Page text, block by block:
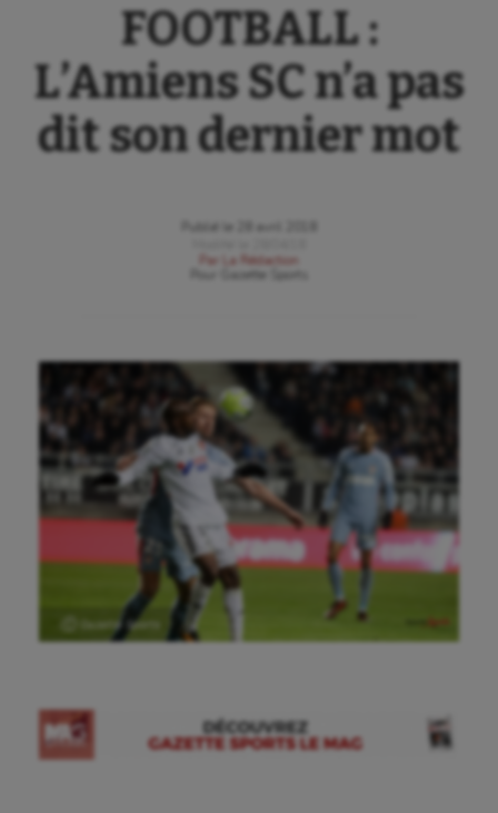
FOOTBALL :
L’Amiens SC n’a pas
dit son dernier mot
Publié le
28 avril 2018
Par
La Rédaction
Gazette Sports
Ⓒ Gazette Sports